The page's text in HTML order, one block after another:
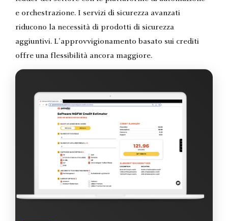
e orchestrazione. I servizi di sicurezza avanzati
riducono la necessità di prodotti di sicurezza
aggiuntivi. L'approvvigionamento basato sui crediti
offre una flessibilità ancora maggiore.